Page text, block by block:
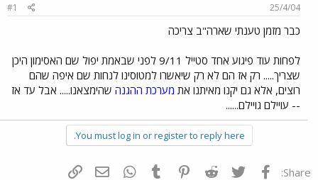
ש
א
ר
25/4/04
#1
כבר מזמן טענתי שארה"ב צריכה
לפחות עוד פיגוע אחד סטייל 9/11 לפני שבאמת יפול שם האסימון היכן
שצריך..... רק אז הם לא רק שיאשרו למטוסינו לנחות שם איפה שהם
רוצים, אלא גם יקנו מאיתנו את מערכת ההגנה שהימצאנו..... אבל עד אז
-- עויילם גויילם......
You must log in or register to reply here.
Share: פייסבוק Twitter
Reddit
Pinterest
Tumblr
WhatsAppדואר אלקטרוני